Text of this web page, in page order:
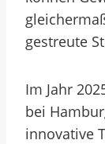
gestreute
Im Jahr
bei
innovative